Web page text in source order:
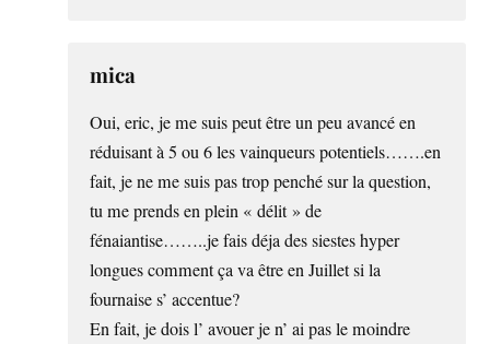
mica
Oui, eric, je me suis peut être un peu avancé en
réduisant à 5 ou 6 les vainqueurs potentiels…….en
fait, je ne me suis pas trop penché sur la question,
tu me prends en plein « délit » de
fénaiantise……..je fais déja des siestes hyper
longues comment ça va être en Juillet si la
fournaise s’ accentue?
En fait, je dois l’ avouer je n’ ai pas le moindre